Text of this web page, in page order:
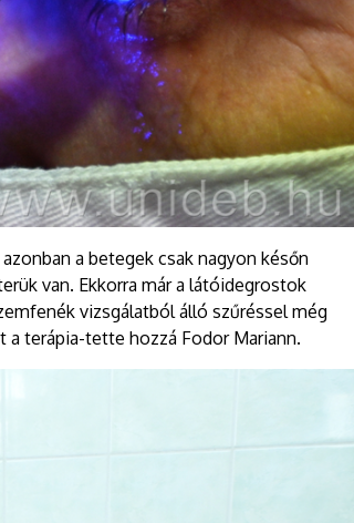
a betegek csak nagyon későn
van. Ekkorra már a látóidegrostok
vizsgálatból álló szűréssel még
terápia-tette hozzá Fodor Mariann.